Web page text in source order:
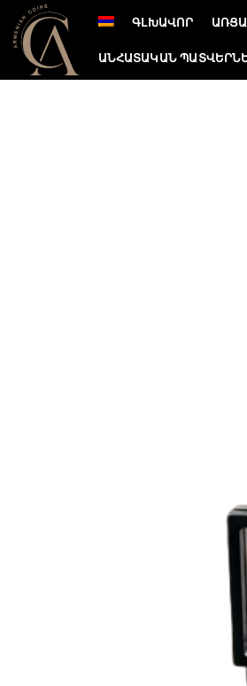
ԳԼԽԱՎՈՐ
ԱՆՀԱՏԱԿԱՆ